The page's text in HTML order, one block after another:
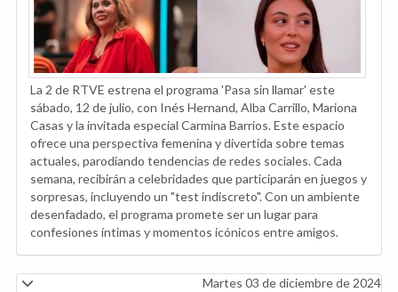
La 2 de RTVE estrena el programa 'Pasa sin llamar' este
sábado, 12 de julio, con Inés Hernand, Alba Carrillo, Mariona
Casas y la invitada especial Carmina Barrios. Este espacio
ofrece una perspectiva femenina y divertida sobre temas
actuales, parodiando tendencias de redes sociales. Cada
semana, recibirán a celebridades que participarán en juegos y
sorpresas, incluyendo un "test indiscreto". Con un ambiente
desenfadado, el programa promete ser un lugar para
confesiones íntimas y momentos icónicos entre amigos.
Martes 03 de diciembre de 2024